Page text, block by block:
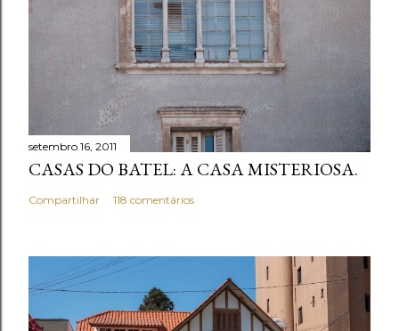
c
t
á
r
i
setembro 16, 2011
CASAS DO BATEL: A CASA MISTERIOSA.
Compartilhar 118 comentários